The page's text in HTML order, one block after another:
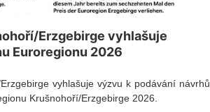
Erzgebirge vyhlašuje
Euroregionu 2026
vyhlašuje výzvu k podávání návrhů
Krušnohoří/Erzgebirge 2026.